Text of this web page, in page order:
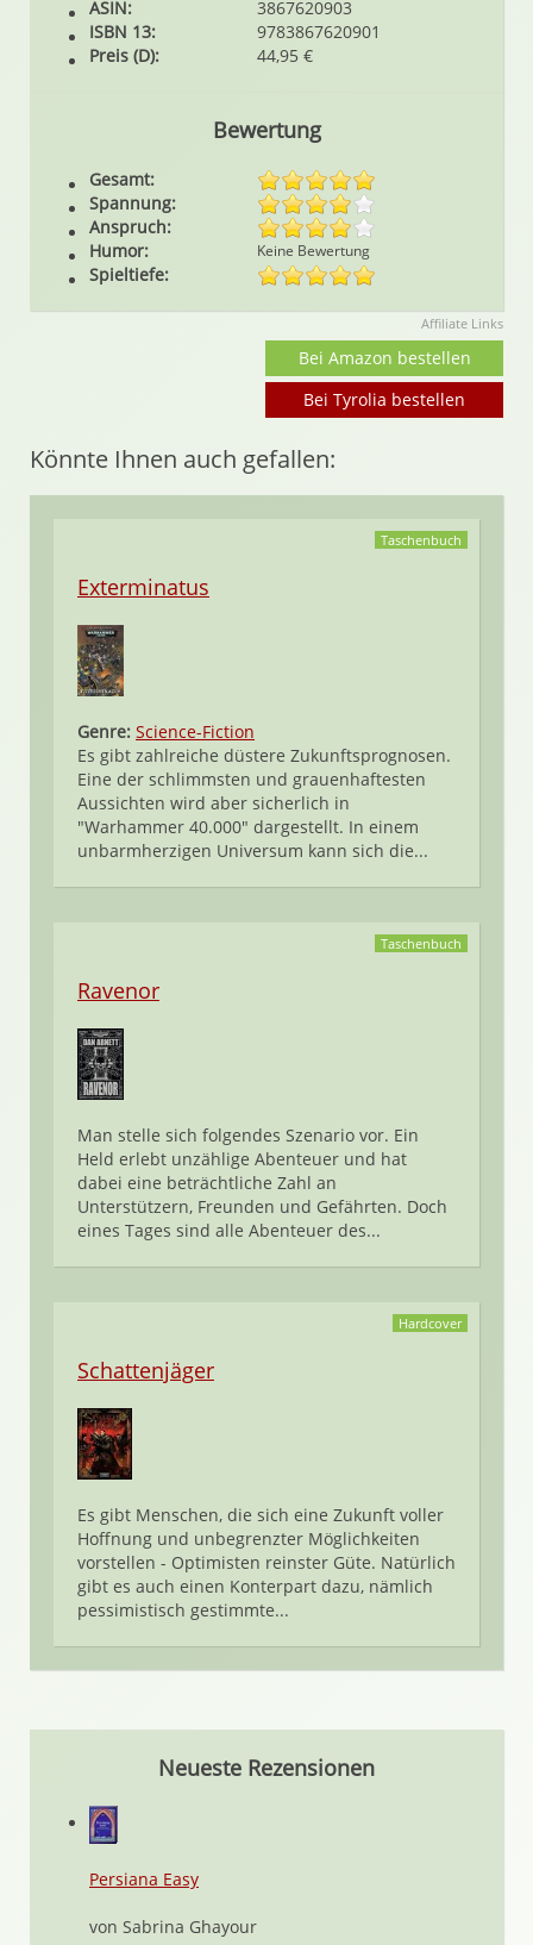
ASIN:
3867620903
ISBN 13:
9783867620901
Preis (D):
44,95 €
Bewertung
Gesamt:
Spannung:
Anspruch:
Humor:
Keine Bewertung
Spieltiefe:
Affiliate Links
Bei Amazon bestellen
Bei Tyrolia bestellen
Könnte Ihnen auch gefallen:
Taschenbuch
Exterminatus
Genre: Science-Fiction
Es gibt zahlreiche düstere Zukunftsprognosen.
Eine der schlimmsten und grauenhaftesten
Aussichten wird aber sicherlich in
"Warhammer 40.000" dargestellt. In einem
unbarmherzigen Universum kann sich die...
Taschenbuch
Ravenor
Man stelle sich folgendes Szenario vor. Ein
Held erlebt unzählige Abenteuer und hat
dabei eine beträchtliche Zahl an
Unterstützern, Freunden und Gefährten. Doch
eines Tages sind alle Abenteuer des...
Hardcover
Schattenjäger
Es gibt Menschen, die sich eine Zukunft voller
Hoffnung und unbegrenzter Möglichkeiten
vorstellen - Optimisten reinster Güte. Natürlich
gibt es auch einen Konterpart dazu, nämlich
pessimistisch gestimmte...
Neueste Rezensionen
Persiana Easy
von Sabrina Ghayour